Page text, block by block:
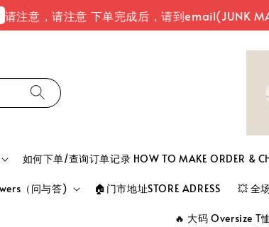
，请注意 下单完成后，请到email(JUNK MAIL 查
如何下单/查询订单记录 HOW TO MAKE ORDER &
（问与答) 🏠门市地址STORE ADRESS 💥 全
🔥 大码 Oversize T